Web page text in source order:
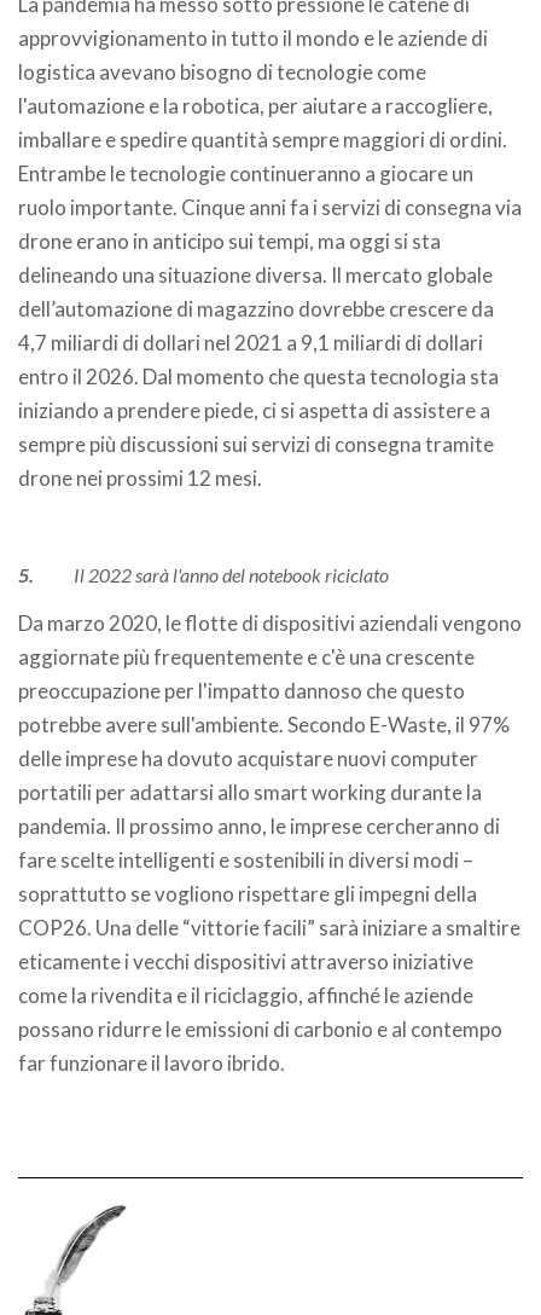
approvvigionamento in tutto il mondo e le aziende di
logistica avevano bisogno di tecnologie come
l'automazione e la robotica, per aiutare a raccogliere,
imballare e spedire quantità sempre maggiori di ordini.
Entrambe le tecnologie continueranno a giocare un
ruolo importante. Cinque anni fa i servizi di consegna via
drone erano in anticipo sui tempi, ma oggi si sta
delineando una situazione diversa. Il mercato globale
dell’automazione di magazzino dovrebbe crescere da
4,7 miliardi di dollari nel 2021 a 9,1 miliardi di dollari
entro il 2026. Dal momento che questa tecnologia sta
iniziando a prendere piede, ci si aspetta di assistere a
sempre più discussioni sui servizi di consegna tramite
drone nei prossimi 12 mesi.
5. Il 2022 sarà l'anno del notebook riciclato
Da marzo 2020, le flotte di dispositivi aziendali vengono
aggiornate più frequentemente e c'è una crescente
preoccupazione per l'impatto dannoso che questo
potrebbe avere sull'ambiente. Secondo E-Waste, il 97%
delle imprese ha dovuto acquistare nuovi computer
portatili per adattarsi allo smart working durante la
pandemia. Il prossimo anno, le imprese cercheranno di
fare scelte intelligenti e sostenibili in diversi modi –
soprattutto se vogliono rispettare gli impegni della
COP26. Una delle “vittorie facili” sarà iniziare a smaltire
eticamente i vecchi dispositivi attraverso iniziative
come la rivendita e il riciclaggio, affinché le aziende
possano ridurre le emissioni di carbonio e al contempo
far funzionare il lavoro ibrido.